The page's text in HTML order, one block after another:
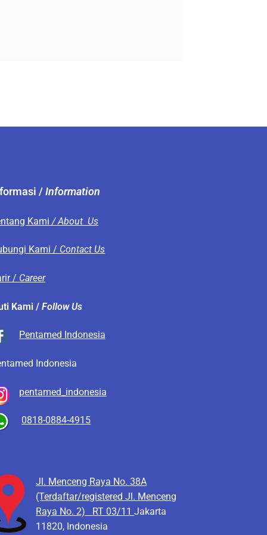
/Information
Kami/ About Us
Kami / Contact Us
/ Career
Kami /Follow Us
Pentamed Indonesia
Indonesia
pentamed_indonesia
0818-0884-4915
Jl. Menceng Raya No. 38A
(Terdaftar/registered Jl. Menceng
Raya No. 2) RT 03/11Jakarta
11820, Indonesia